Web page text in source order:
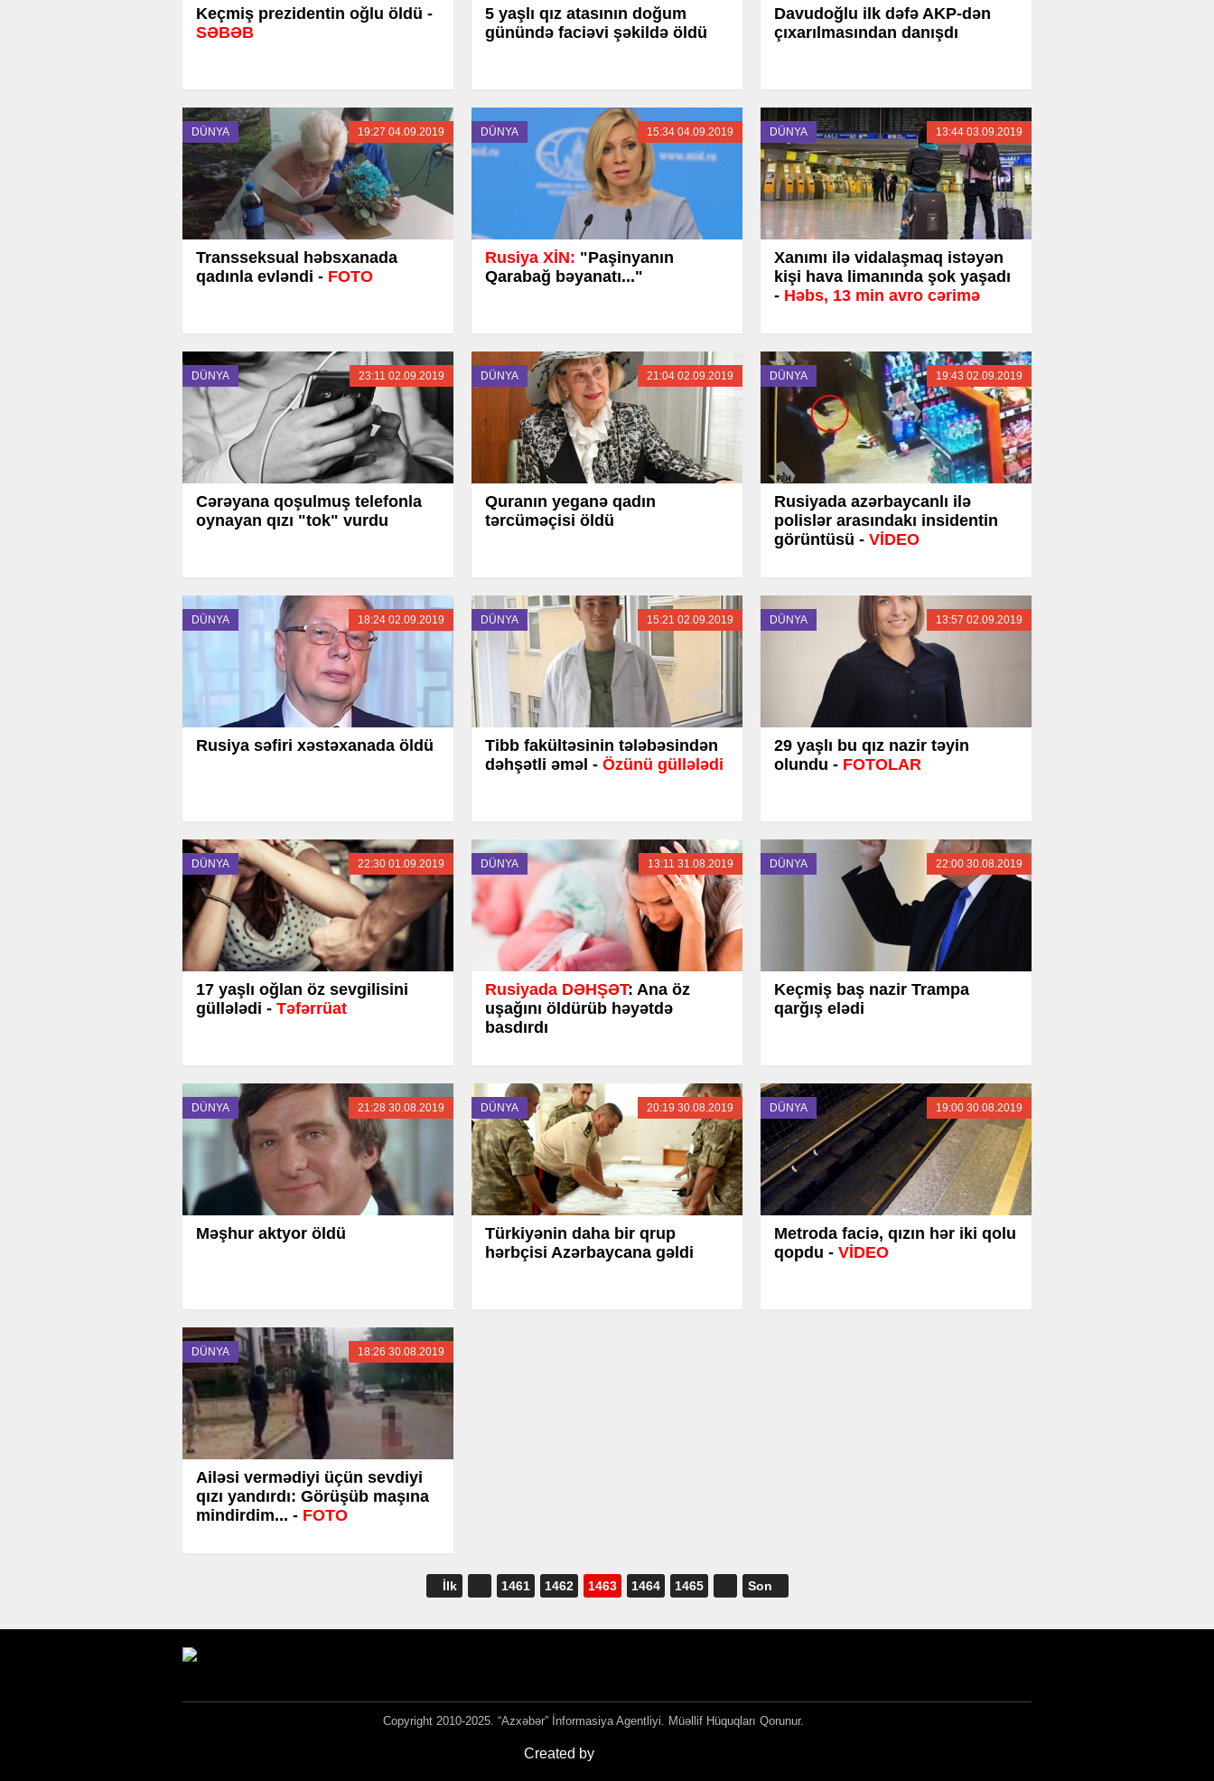
Keçmiş prezidentin oğlu öldü -
SƏBƏB
5 yaşlı qız atasının doğum
günündə faciəvi şəkildə öldü
Davudoğlu ilk dəfə AKP-dən
çıxarılmasından danışdı
DÜNYA 19:27 04.09.2019
Transseksual həbsxanada
qadınla evləndi - FOTO
DÜNYA 15:34 04.09.2019
Rusiya XİN: "Paşinyanın
Qarabağ bəyanatı..."
DÜNYA 13:44 03.09.2019
Xanımı ilə vidalaşmaq istəyən
kişi hava limanında şok yaşadı
- Həbs, 13 min avro cərimə
DÜNYA 23:11 02.09.2019
Cərəyana qoşulmuş telefonla
oynayan qızı "tok" vurdu
DÜNYA 21:04 02.09.2019
Quranın yeganə qadın
tərcüməçisi öldü
DÜNYA 19:43 02.09.2019
Rusiyada azərbaycanlı ilə
polislər arasındakı insidentin
görüntüsü - VİDEO
DÜNYA 18:24 02.09.2019
Rusiya səfiri xəstəxanada öldü
DÜNYA 15:21 02.09.2019
Tibb fakültəsinin tələbəsindən
dəhşətli əməl - Özünü güllələdi
DÜNYA 13:57 02.09.2019
29 yaşlı bu qız nazir təyin
olundu - FOTOLAR
DÜNYA 22:30 01.09.2019
17 yaşlı oğlan öz sevgilisini
güllələdi - Təfərrüat
DÜNYA 13:11 31.08.2019
Rusiyada DƏHŞƏT: Ana öz
uşağını öldürüb həyətdə
basdırdı
DÜNYA 22:00 30.08.2019
Keçmiş baş nazir Trampa
qarğış elədi
DÜNYA 21:28 30.08.2019
Məşhur aktyor öldü
DÜNYA 20:19 30.08.2019
Türkiyənin daha bir qrup
hərbçisi Azərbaycana gəldi
DÜNYA 19:00 30.08.2019
Metroda faciə, qızın hər iki qolu
qopdu - VİDEO
DÜNYA 18:26 30.08.2019
Ailəsi vermədiyi üçün sevdiyi
qızı yandırdı: Görüşüb maşına
mindirdim... - FOTO
İlk 1461 1462 1463 1464 1465 Son
Copyright 2010-2025. “Azxəbər” İnformasiya Agentliyi. Müəllif Hüquqları Qorunur.
Created by